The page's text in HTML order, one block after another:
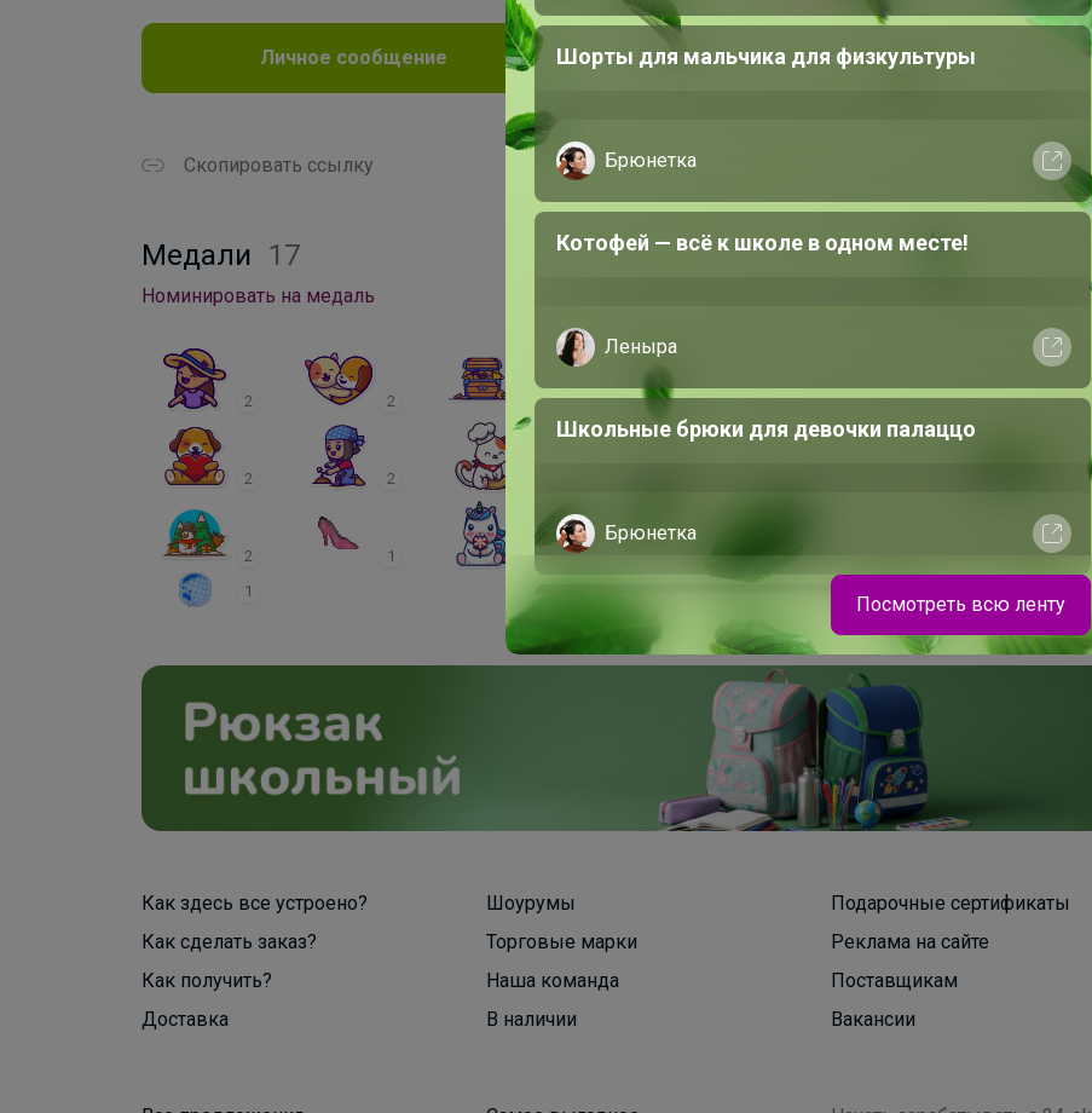
Личное сообщение
Скопировать ссылку
Медали 17
Номинировать на медаль
2 2 2
2 2
2 1
1
1
Как здесь все устроено?
Как сделать заказ?
Как получить?
Доставка
Шоурумы
Торговые марки
Наша команда
В наличии
Подарочные сертификаты
Реклама на сайте
Поставщикам
Вакансии
Шорты для мальчика для физкультуры
Брюнетка
Котофей — всё к школе в одном месте!
Леныра
Школьные брюки для девочки палаццо
Брюнетка
На физкультуру днем, на прогулку вечером.
Кроссовки Sprandi за 2790 рублей
МиниДино современный школьный гардероб
Атлантика
Посмотреть всю ленту